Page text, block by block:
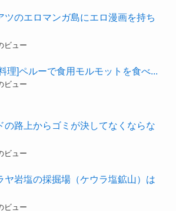
ツのエロマンガ島にエロ漫画を持ち
ビュー
理]ペルーで食用モルモットを食べ...
ビュー
の路上からゴミが決してなくならな
ビュー
ヤ岩塩の採掘場（ケウラ塩鉱山）は
ビュー